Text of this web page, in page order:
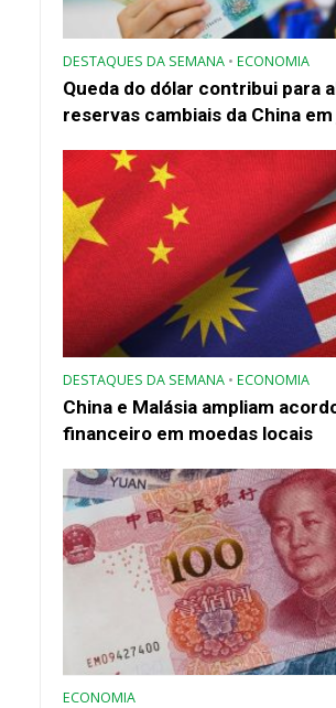
DESTAQUES DA SEMANA • ECONOMIA
Queda do dólar contribui para
reservas cambiais da China
DESTAQUES DA SEMANA • ECONOMIA
China e Malásia ampliam
financeiro em moedas locais
ECONOMIA